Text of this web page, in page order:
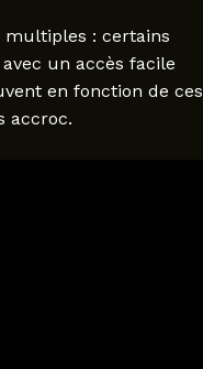
multiples : certains
un accès facile
en fonction de ces
accroc.